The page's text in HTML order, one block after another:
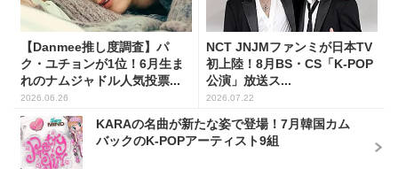
【Danmee推し度調査】パ
ク・ユチョンが1位！6月生ま
れのナムジャドル人気投票...
2026.06.26
NCT JNJMファンミが日本TV
初上陸！8月BS・CS「K-POP
公演」放送ス...
2026.07.22
KARAの名曲が新たな姿で登場！7月韓国カム
バックのK-POPアーティスト9組